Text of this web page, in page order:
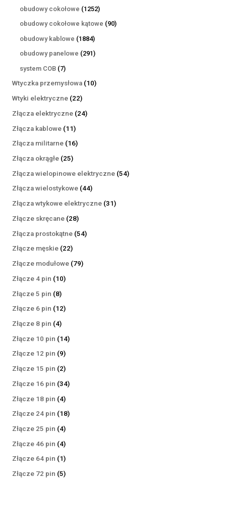
obudowy cokołowe 12521252
produkty
obudowy cokołowe kątowe 9090
obudowy kablowe 18841884
produkty
obudowy panelowe 291291
system COB 77
produktów
Wtyczka przemysłowa 1010
Wtyki elektryczne 2222
produkty
Złącza elektryczne 2424
Złącza kablowe 1111
produktów
Złącza militarne 1616
Złącza okrągłe 2525
produktów
Złącza wielopinowe elektryczne 5454
Złącza wielostykowe 4444
produkty
Złącza wtykowe elektryczne 3131
Złącze skręcane 2828
produktów
Złącza prostokątne 5454
Złącze męskie 2222
produkty
Złącze modułowe 7979
Złącze 4 pin 1010
Złącze 5 pin 88
produktów
Złącze 6 pin 1212
Złącze 8 pin 44
produkty
Złącze 10 pin 1414
Złącze 12 pin 99
produktów
Złącze 15 pin 22
produkty
Złącze 16 pin 3434
Złącze 18 pin 44
produkty
Złącze 24 pin 1818
Złącze 25 pin 44
produkty
Złącze 46 pin 44
produkty
Złącze 64 pin 11
produkt
Złącze 72 pin 55